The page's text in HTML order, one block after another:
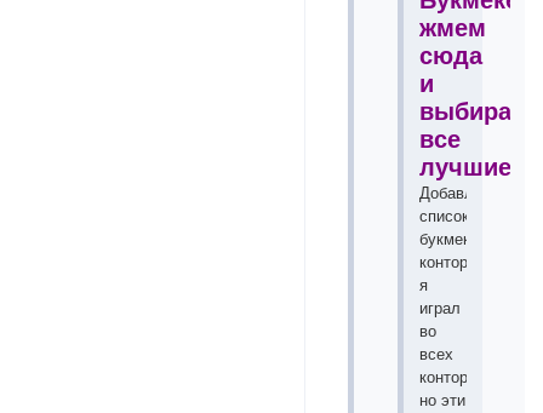
жмем
сюда
и
выбираем
все
лучшие!!!
Добавлю
список
букмекерских
контор
я
играл
во
всех
конторах
но эти